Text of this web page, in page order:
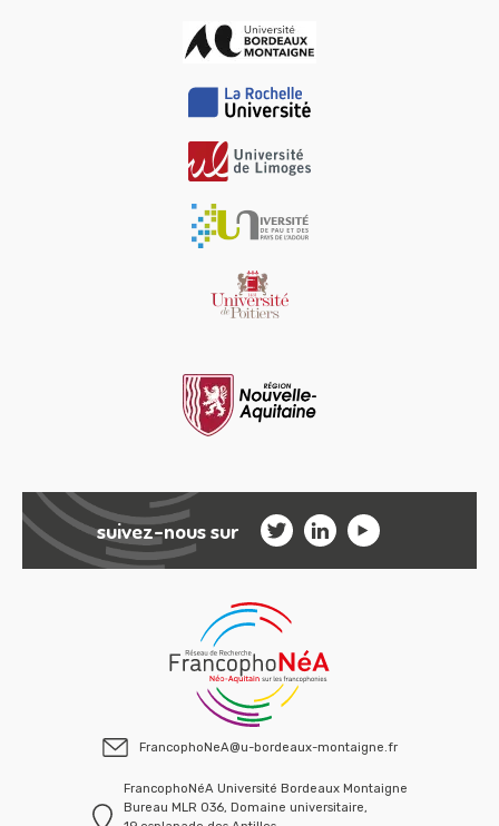
suivez-nous sur
FrancophoNeA@u-bordeaux-montaigne.fr
FrancophoNéA Université Bordeaux Montaigne
Bureau MLR 036, Domaine universitaire,